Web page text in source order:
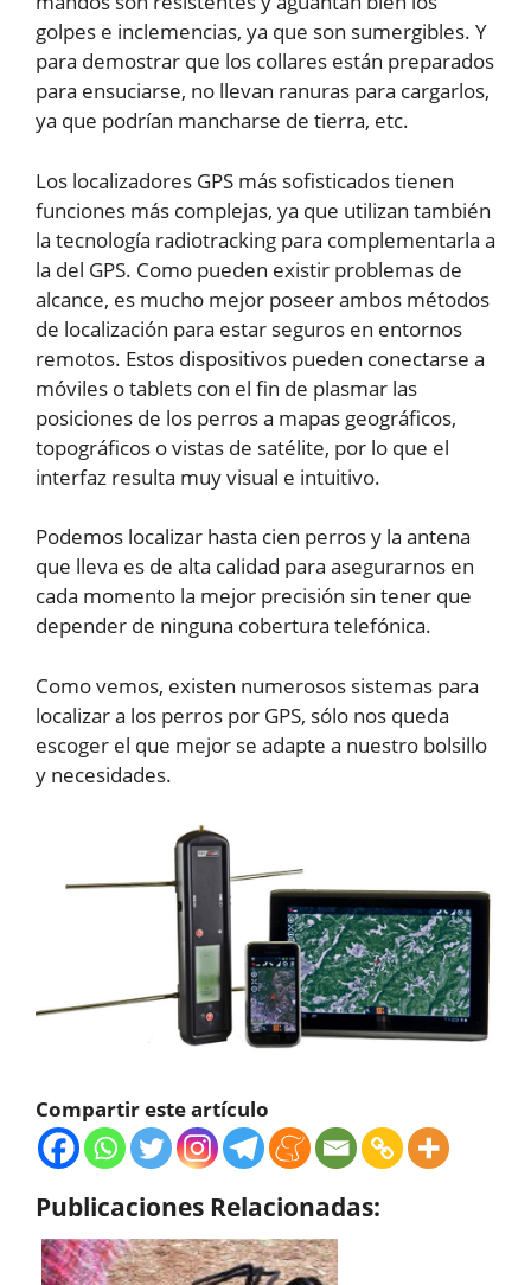
golpes e inclemencias, ya que son sumergibles. Y
para demostrar que los collares están preparados
para ensuciarse, no llevan ranuras para cargarlos,
ya que podrían mancharse de tierra, etc.
Los localizadores GPS más sofisticados tienen
funciones más complejas, ya que utilizan también
la tecnología radiotracking para complementarla a
la del GPS. Como pueden existir problemas de
alcance, es mucho mejor poseer ambos métodos
de localización para estar seguros en entornos
remotos. Estos dispositivos pueden conectarse a
móviles o tablets con el fin de plasmar las
posiciones de los perros a mapas geográficos,
topográficos o vistas de satélite, por lo que el
interfaz resulta muy visual e intuitivo.
Podemos localizar hasta cien perros y la antena
que lleva es de alta calidad para asegurarnos en
cada momento la mejor precisión sin tener que
depender de ninguna cobertura telefónica.
Como vemos, existen numerosos sistemas para
localizar a los perros por GPS, sólo nos queda
escoger el que mejor se adapte a nuestro bolsillo
y necesidades.
Compartir este artículo
Publicaciones Relacionadas: